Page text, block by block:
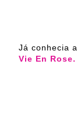
Já conhecia
Vie En Rose.